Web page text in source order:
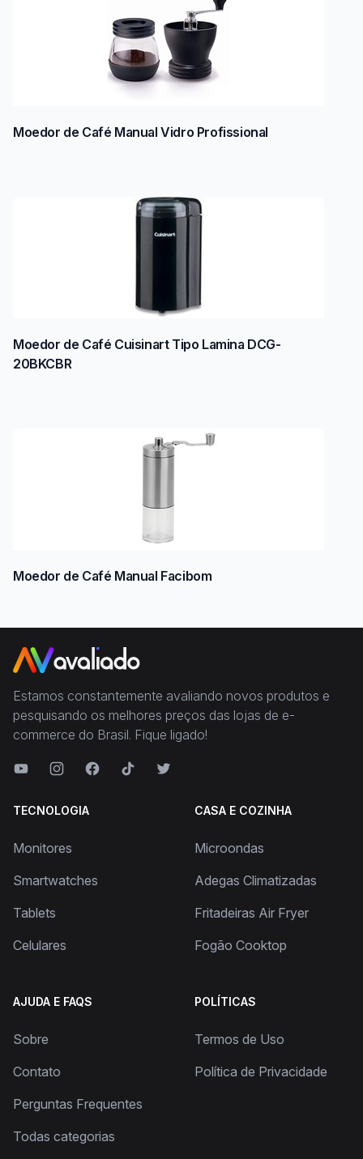
Moedor de Café Manual Vidro Profissional
Moedor de Café Cuisinart Tipo Lamina DCG-
20BKCBR
Moedor de Café Manual Facibom
Estamos constantemente avaliando novos produtos e
pesquisando os melhores preços das lojas de e-
commerce do Brasil. Fique ligado!
TECNOLOGIA
Monitores
Smartwatches
Tablets
Celulares
CASA E COZINHA
Microondas
Adegas Climatizadas
Fritadeiras Air Fryer
Fogão Cooktop
AJUDA E FAQS
Sobre
Contato
Perguntas Frequentes
Todas categorias
POLÍTICAS
Termos de Uso
Política de Privacidade